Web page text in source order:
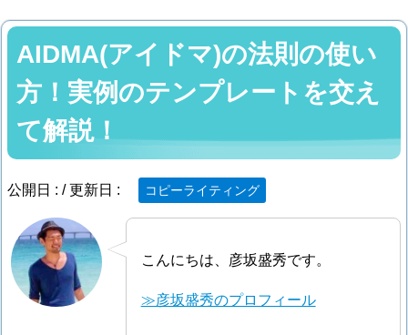
AIDMA(アイドマ)の法則の使い
方！実例のテンプレートを交え
て解説！
公開日 : / 更新日 : コピーライティング
こんにちは、彦坂盛秀です。
≫彦坂盛秀のプロフィール